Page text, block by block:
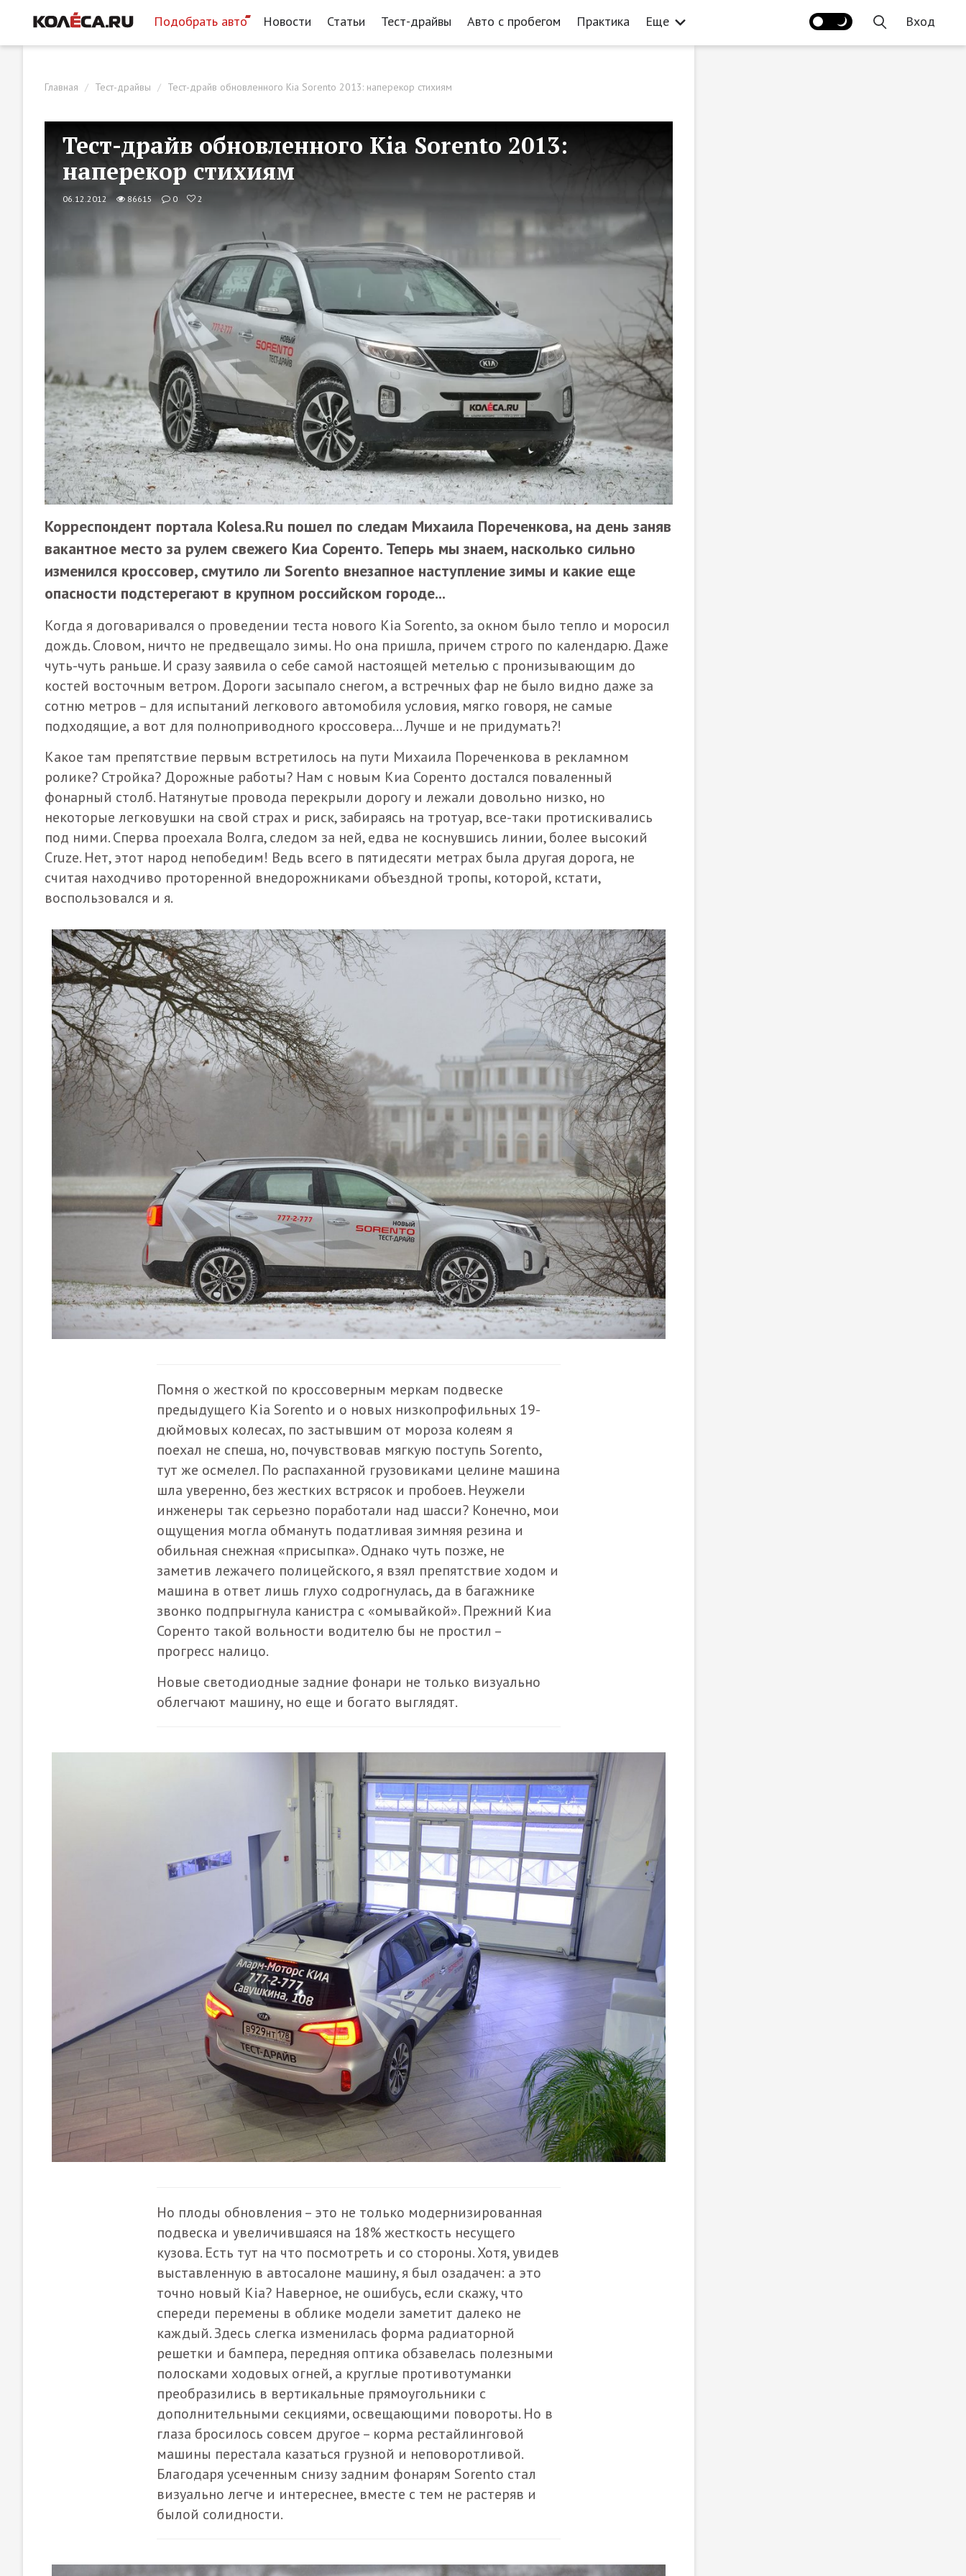
Подобрать авто Новости Статьи Тест-драйвы Авто с пробегом Практика Еще Вход
Главная Тест-драйвы Тест-драйв обновленного Kia Sorento 2013: наперекор стихиям
Тест-драйв обновленного Kia Sorento 2013:
наперекор стихиям
06.12.2012 86615 0 2
Корреспондент портала Kolesa.Ru пошел по следам Михаила Пореченкова, на день заняв
вакантное место за рулем свежего Киа Соренто. Теперь мы знаем, насколько сильно
изменился кроссовер, смутило ли Sorento внезапное наступление зимы и какие еще
опасности подстерегают в крупном российском городе...
Когда я договаривался о проведении теста нового Kia Sorento, за окном было тепло и моросил
дождь. Словом, ничто не предвещало зимы. Но она пришла, причем строго по календарю. Даже
чуть-чуть раньше. И сразу заявила о себе самой настоящей метелью с пронизывающим до
костей восточным ветром. Дороги засыпало снегом, а встречных фар не было видно даже за
сотню метров – для испытаний легкового автомобиля условия, мягко говоря, не самые
подходящие, а вот для полноприводного кроссовера… Лучше и не придумать?!
Какое там препятствие первым встретилось на пути Михаила Пореченкова в рекламном
ролике? Стройка? Дорожные работы? Нам с новым Киа Соренто достался поваленный
фонарный столб. Натянутые провода перекрыли дорогу и лежали довольно низко, но
некоторые легковушки на свой страх и риск, забираясь на тротуар, все-таки протискивались
под ними. Сперва проехала Волга, следом за ней, едва не коснувшись линии, более высокий
Cruze. Нет, этот народ непобедим! Ведь всего в пятидесяти метрах была другая дорога, не
считая находчиво проторенной внедорожниками объездной тропы, которой, кстати,
воспользовался и я.
Помня о жесткой по кроссоверным меркам подвеске
предыдущего Kia Sorento и о новых низкопрофильных 19-
дюймовых колесах, по застывшим от мороза колеям я
поехал не спеша, но, почувствовав мягкую поступь Sorento,
тут же осмелел. По распаханной грузовиками целине машина
шла уверенно, без жестких встрясок и пробоев. Неужели
инженеры так серьезно поработали над шасси? Конечно, мои
ощущения могла обмануть податливая зимняя резина и
обильная снежная «присыпка». Однако чуть позже, не
заметив лежачего полицейского, я взял препятствие ходом и
машина в ответ лишь глухо содрогнулась, да в багажнике
звонко подпрыгнула канистра с «омывайкой». Прежний Киа
Соренто такой вольности водителю бы не простил –
прогресс налицо.
Новые светодиодные задние фонари не только визуально
облегчают машину, но еще и богато выглядят.
Но плоды обновления – это не только модернизированная
подвеска и увеличившаяся на 18% жесткость несущего
кузова. Есть тут на что посмотреть и со стороны. Хотя, увидев
выставленную в автосалоне машину, я был озадачен: а это
точно новый Kia? Наверное, не ошибусь, если скажу, что
спереди перемены в облике модели заметит далеко не
каждый. Здесь слегка изменилась форма радиаторной
решетки и бампера, передняя оптика обзавелась полезными
полосками ходовых огней, а круглые противотуманки
преобразились в вертикальные прямоугольники с
дополнительными секциями, освещающими повороты. Но в
глаза бросилось совсем другое – корма рестайлинговой
машины перестала казаться грузной и неповоротливой.
Благодаря усеченным снизу задним фонарям Sorento стал
визуально легче и интереснее, вместе с тем не растеряв и
былой солидности.